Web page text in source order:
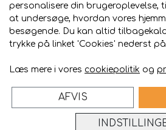
Hvorfor vælge et Vet
✅ Giver maksimal komfort og
✅Langtidsholdbar kvalitet–
Vet Bed hundetæppeter kort
valg for dig, der vil give din
Betalingskort
Bygget på
personalisere din brugeroplevelse,
at undersøge, hvordan vores
besøgende. Du kan altid
trykke på linket 'Cookies' nederst
Læs mere i vores cookiepolitik og
AFVIS